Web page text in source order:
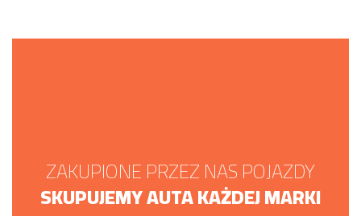
ZAKUPIONE PRZEZ NAS POJAZDY
SKUPUJEMY AUTA KAŻDEJ MARKI